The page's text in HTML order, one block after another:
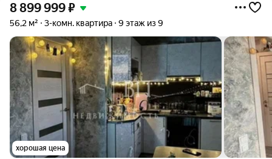
8 899 999₽
56,2 м² 3-комн. квартира 9 этаж из 9
хорошая цена